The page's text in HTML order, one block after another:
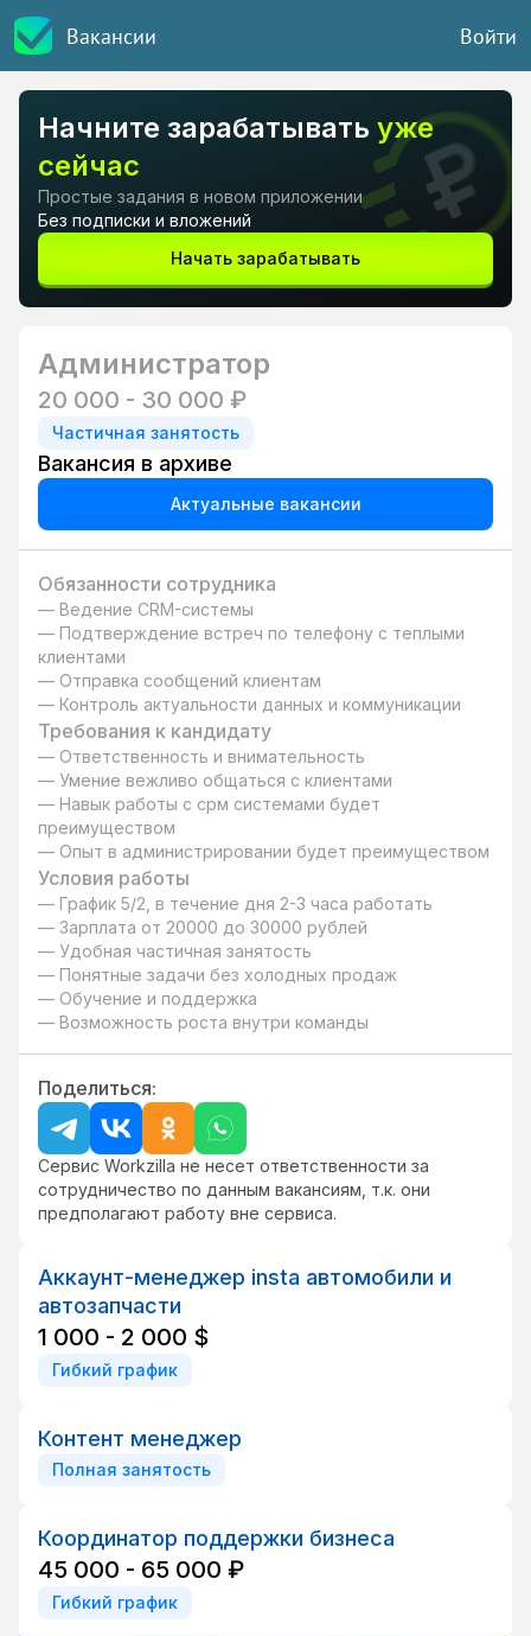
Вакансии Войти
Начните зарабатывать уже
сейчас
Простые задания в новом приложении
Без подписки и вложений
Начать зарабатывать
Администратор
20 000 - 30 000 ₽
Частичная занятость
Вакансия в архиве
Актуальные вакансии
Обязанности сотрудника
— Ведение CRM-системы
— Подтверждение встреч по телефону с теплыми
клиентами
— Отправка сообщений клиентам
— Контроль актуальности данных и коммуникации
Требования к кандидату
— Ответственность и внимательность
— Умение вежливо общаться с клиентами
— Навык работы с срм системами будет
преимуществом
— Опыт в администрировании будет преимуществом
Условия работы
— График 5/2, в течение дня 2-3 часа работать
— Зарплата от 20000 до 30000 рублей
— Удобная частичная занятость
— Понятные задачи без холодных продаж
— Обучение и поддержка
— Возможность роста внутри команды
Поделиться:
Сервис Workzilla не несет ответственности за
сотрудничество по данным вакансиям, т.к. они
предполагают работу вне сервиса.
Аккаунт-менеджер insta автомобили и
автозапчасти
1 000 - 2 000 $
Гибкий график
Контент менеджер
Полная занятость
Координатор поддержки бизнеса
45 000 - 65 000 ₽
Гибкий график